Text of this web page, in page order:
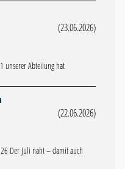
(23.06.2026)
unserer Abteilung hat
(22.06.2026)
Der Juli naht – damit auch